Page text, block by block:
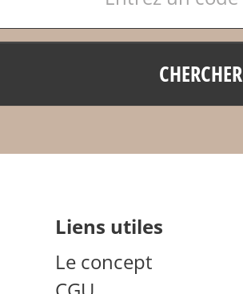
CHERCHER
liens utiles
Le concept